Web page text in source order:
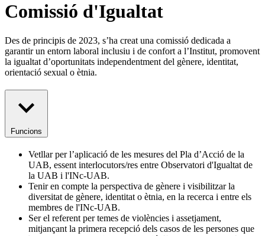
Comissió d'Igualtat
Des de principis de 2023, s’ha creat una comissió dedicada a
garantir un entorn laboral inclusiu i de confort a l’Institut, promovent
la igualtat d’oportunitats independentment del gènere, identitat,
orientació sexual o ètnia.
Funcions
Vetllar per l’aplicació de les mesures del Pla d’Acció de la
UAB, essent interlocutors/res entre Observatori d'Igualtat de
la UAB i l'INc-UAB.
Tenir en compte la perspectiva de gènere i visibilitzar la
diversitat de gènere, identitat o ètnia, en la recerca i entre els
membres de l'INc-UAB.
Ser el referent per temes de violències i assetjament,
mitjançant la primera recepció dels casos de les persones que